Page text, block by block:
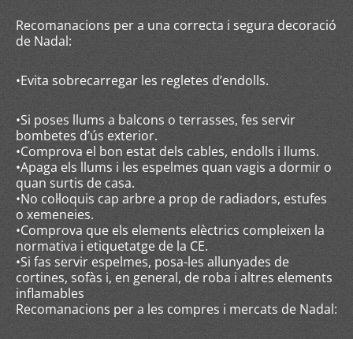
Recomanacions per a una correcta i segura decoració
de Nadal:
•Evita sobrecarregar les regletes d’endolls.
•Si poses llums a balcons o terrasses, fes servir
bombetes d’ús exterior.
•Comprova el bon estat dels cables, endolls i llums.
•Apaga els llums i les espelmes quan vagis a dormir o
quan surtis de casa.
•No col·loquis cap arbre a prop de radiadors, estufes
o xemeneies.
•Comprova que els elements elèctrics compleixen la
normativa i etiquetatge de la CE.
•Si fas servir espelmes, posa-les allunyades de
cortines, sofàs i, en general, de roba i altres elements
inflamables
Recomanacions per a les compres i mercats de Nadal: